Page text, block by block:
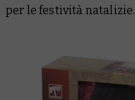
per le festività natalizie.